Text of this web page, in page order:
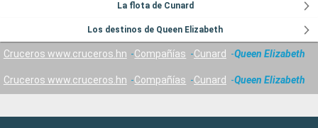
La flota de Cunard
Los destinos de Queen Elizabeth
Cruceros www.cruceros.hn Compañías Cunard Queen Elizabeth
Cruceros www.cruceros.hn Compañías Cunard Queen Elizabeth